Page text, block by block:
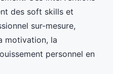
des soft skills et
sur-mesure,
motivation, la
personnel en